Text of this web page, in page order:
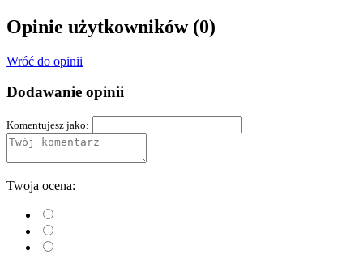
Opinie użytkowników (0)
Wróć do opinii
Dodawanie opinii
Komentujesz jako:
Twoja ocena: